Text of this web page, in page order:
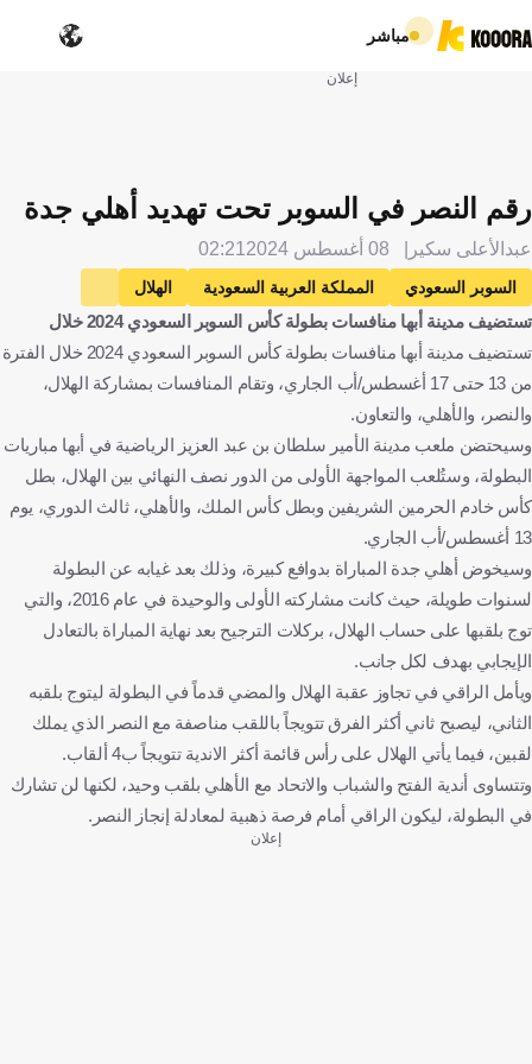
مباشر
إعلان
رقم النصر في السوبر تحت تهديد أهلي جدة
عبدالأعلى سكير 08 أغسطس 2024 02:21
السوبر السعودي المملكة العربية السعودية
الهلال
النصر
الأهلي كرة قدم
تستضيف مدينة أبها منافسات بطولة كأس السوبر السعودي 2024 خلال
تستضيف مدينة أبها منافسات بطولة كأس السوبر السعودي 2024 خلال الفترة
من 13 حتى 17 أغسطس/أب الجاري، وتقام المنافسات بمشاركة الهلال،
والنصر، والأهلي، والتعاون.
وسيحتضن ملعب مدينة الأمير سلطان بن عبد العزيز الرياضية في أبها مباريات
البطولة، وستُلعب المواجهة الأولى من الدور نصف النهائي بين الهلال، بطل
كأس خادم الحرمين الشريفين وبطل كأس الملك، والأهلي، ثالث الدوري، يوم
13 أغسطس/أب الجاري.
وسيخوض أهلي جدة المباراة بدوافع كبيرة، وذلك بعد غيابه عن البطولة
لسنوات طويلة، حيث كانت مشاركته الأولى والوحيدة في عام 2016، والتي
توج بلقبها على حساب الهلال، بركلات الترجيح بعد نهاية المباراة بالتعادل
الإيجابي بهدف لكل جانب.
ويأمل الراقي في تجاوز عقبة الهلال والمضي قدماً في البطولة ليتوج بلقبه
الثاني، ليصبح ثاني أكثر الفرق تتويجاً باللقب مناصفة مع النصر الذي يملك
لقبين، فيما يأتي الهلال على رأس قائمة أكثر الاندية تتويجاً ب4 ألقاب.
وتتساوى أندية الفتح والشباب والاتحاد مع الأهلي بلقب وحيد، لكنها لن تشارك
في البطولة، ليكون الراقي أمام فرصة ذهبية لمعادلة إنجاز النصر.
إعلان